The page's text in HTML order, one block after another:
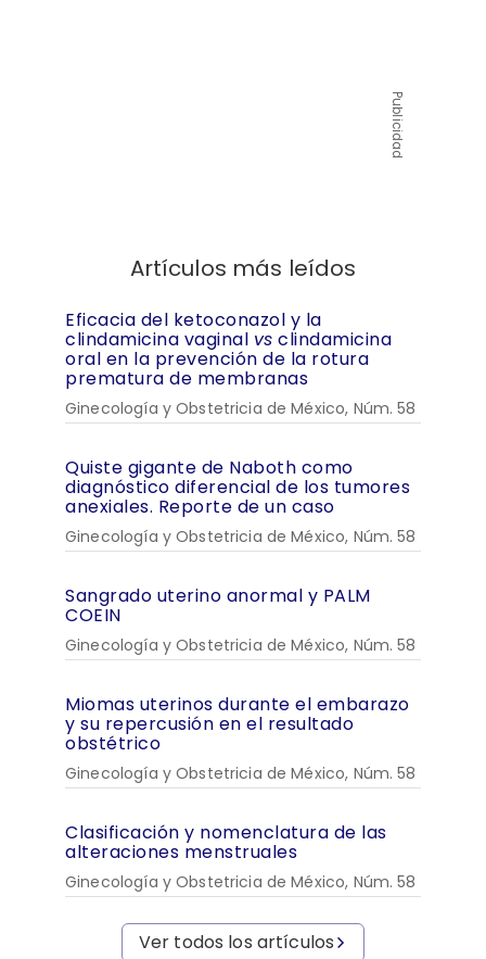
Publicidad
Artículos más leídos
Eficacia del ketoconazol y la
clindamicina vaginal vs clindamicina
oral en la prevención de la rotura
prematura de membranas
Ginecología y Obstetricia de México, Núm. 58
Quiste gigante de Naboth como
diagnóstico diferencial de los tumores
anexiales. Reporte de un caso
Ginecología y Obstetricia de México, Núm. 58
Sangrado uterino anormal y PALM
COEIN
Ginecología y Obstetricia de México, Núm. 58
Miomas uterinos durante el embarazo
y su repercusión en el resultado
obstétrico
Ginecología y Obstetricia de México, Núm. 58
Clasificación y nomenclatura de las
alteraciones menstruales
Ginecología y Obstetricia de México, Núm. 58
Ver todos los artículos